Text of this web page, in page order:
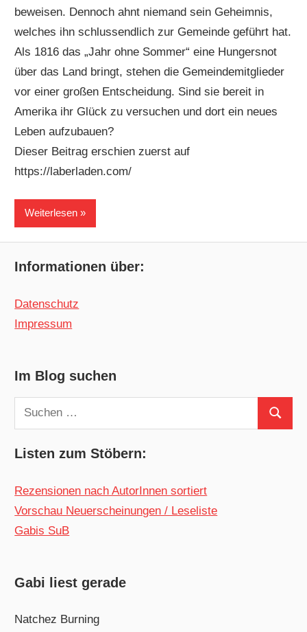
beweisen. Dennoch ahnt niemand sein Geheimnis,
welches ihn schlussendlich zur Gemeinde geführt hat.
Als 1816 das „Jahr ohne Sommer“ eine Hungersnot
über das Land bringt, stehen die Gemeindemitglieder
vor einer großen Entscheidung. Sind sie bereit in
Amerika ihr Glück zu versuchen und dort ein neues
Leben aufzubauen?
Dieser Beitrag erschien zuerst auf
https://laberladen.com/
Weiterlesen
Informationen über:
Datenschutz
Impressum
Im Blog suchen
Suchen
nach:
Suchen
Listen zum Stöbern:
Rezensionen nach AutorInnen sortiert
Vorschau Neuerscheinungen / Leseliste
Gabis SuB
Gabi liest gerade
Natchez Burning